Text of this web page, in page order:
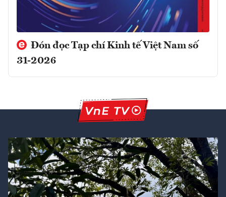
Đón đọc Tạp chí Kinh tế Việt Nam số
31-2026